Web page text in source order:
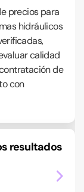
precios para
hidráulicos
calidad
de
con
resultados